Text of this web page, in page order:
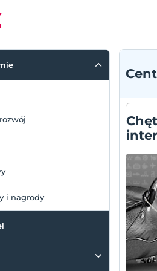
i nagrody